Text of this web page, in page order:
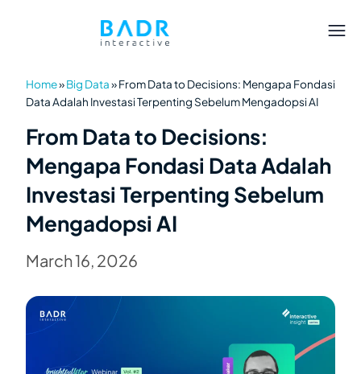
Home»Big Data»From Data to Decisions: Mengapa Fondasi
Data Adalah Investasi Terpenting Sebelum Mengadopsi AI
From Data to Decisions:
Mengapa Fondasi Data Adalah
Investasi Terpenting Sebelum
Mengadopsi AI
March 16, 2026